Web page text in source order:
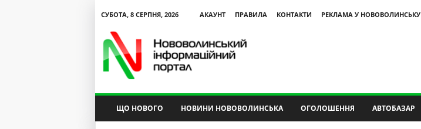
СУБОТА, 8 СЕРПНЯ, 2026 АКАУНТ ПРАВИЛА КОНТАКТИ РЕКЛАМА У НОВОВОЛИНСЬКУ
ЩО НОВОГО НОВИНИ НОВОВОЛИНСЬКА ОГОЛОШЕННЯ АВТОБАЗАР